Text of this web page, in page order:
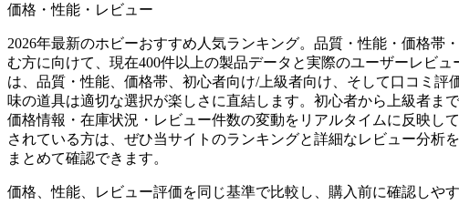
価格・性能・レビュー
2026年最新のホビーおすすめ人気ランキング。品質・性能・価格
む方に向けて、現在400件以上の製品データと実際のユーザーレビ
は、品質・性能、価格帯、初心者向け/上級者向け、そして口コミ
味の道具は適切な選択が楽しさに直結します。初心者から上級者
価格情報・在庫状況・レビュー件数の変動をリアルタイムに反映し
されている方は、ぜひ当サイトのランキングと詳細なレビュー分
まとめて確認できます。
価格、性能、レビュー評価を同じ基準で比較し、購入前に確認しや